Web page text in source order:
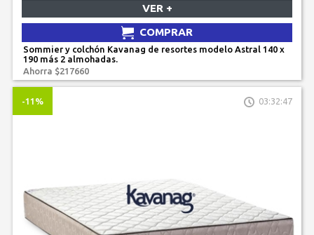
VER +
COMPRAR
Sommier y colchón Kavanag de resortes modelo Astral 140 x
190 más 2 almohadas.
Ahorra $217660
-11% 03:32:47